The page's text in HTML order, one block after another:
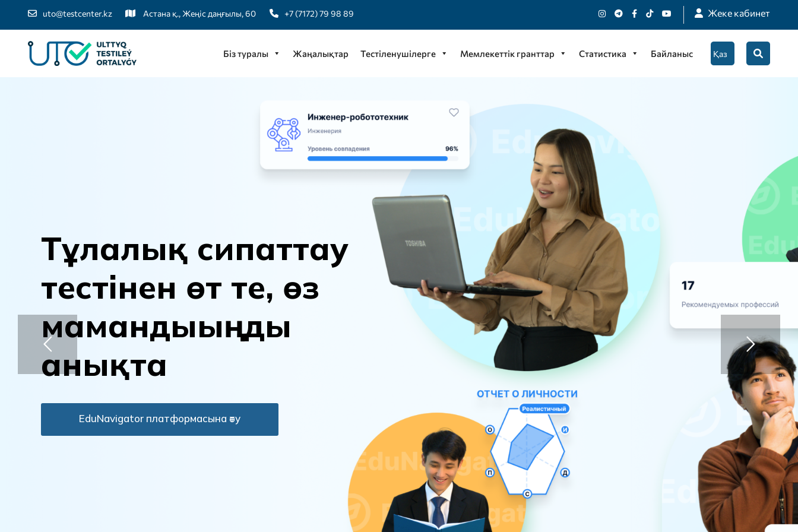
uto@testcenter.kz Астана қ., Жеңіс даңғылы, 60 +7 (7172) 79 98 89 Жеке кабинет
Біз туралы Жаңалықтар Тестіленушілерге Мемлекеттік гранттар Статистика Байланыс
Тұлалық сипаттау
тестінен өт те, өз
мамандыыңды
анықта
EduNavigator платформасына өту